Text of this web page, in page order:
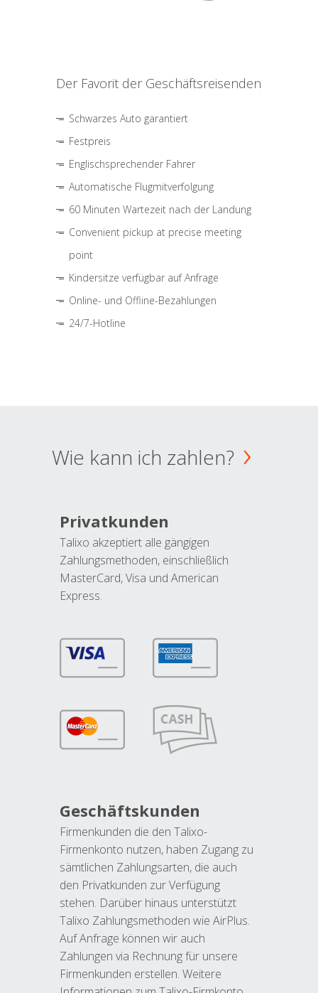
Der Favorit der Geschäftsreisenden
Schwarzes Auto garantiert
Festpreis
Englischsprechender Fahrer
Automatische Flugmitverfolgung
60 Minuten Wartezeit nach der Landung
Convenient pickup at precise meeting
point
Kindersitze verfügbar auf Anfrage
Online- und Offline-Bezahlungen
24/7-Hotline
Wie kann ich zahlen?
Privatkunden
Talixo akzeptiert alle gängigen
Zahlungsmethoden, einschließlich
MasterCard, Visa und American
Express.
Geschäftskunden
Firmenkunden die den Talixo-
Firmenkonto nutzen, haben Zugang zu
sämtlichen Zahlungsarten, die auch
den Privatkunden zur Verfügung
stehen. Darüber hinaus unterstützt
Talixo Zahlungsmethoden wie AirPlus.
Auf Anfrage können wir auch
Zahlungen via Rechnung für unsere
Firmenkunden erstellen. Weitere